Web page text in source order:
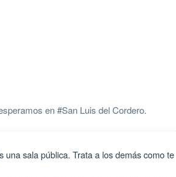
en #San Luis del Cordero.
una sala pública. Trata a los demás como te